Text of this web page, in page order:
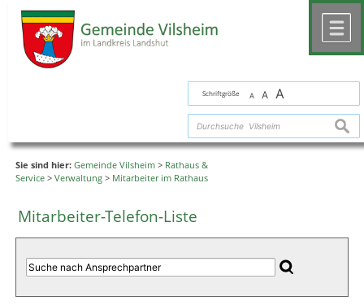
Schriftgröße A A A
Sie sind hier: Gemeinde Vilsheim > Rathaus &
Service > Verwaltung > Mitarbeiter im Rathaus
Mitarbeiter-Telefon-Liste